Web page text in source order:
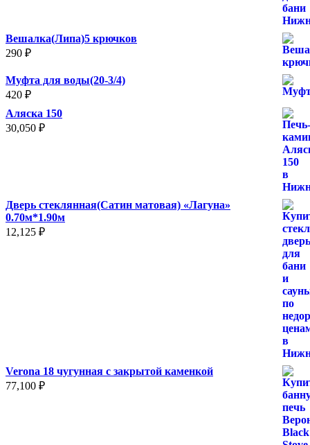
Вешалка(Липа)5 крючков
290 ₽
Муфта для воды(20-3/4)
420 ₽
Аляска 150
30,050 ₽
Дверь стеклянная(Сатин матовая) «Лагуна»
0.70м*1.90м
12,125 ₽
Verona 18 чугунная с закрытой каменкой
77,100 ₽